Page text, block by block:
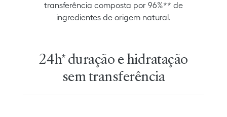
transferência composta por 96%** de
ingredientes de origem natural.
24h* duração e hidratação
sem transferência